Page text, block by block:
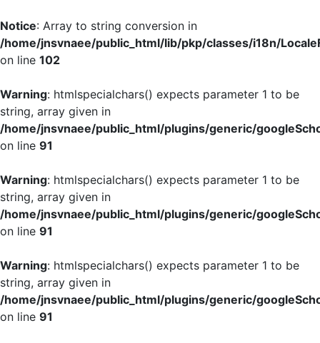
Notice: Array to string conversion in
/home/jnsvnaee/public_html/lib/pkp/classes/i18n/
on line 102
Warning: htmlspecialchars() expects parameter 1 to be
string, array given in
/home/jnsvnaee/public_html/plugins/generic/
on line 91
Warning: htmlspecialchars() expects parameter 1 to be
string, array given in
/home/jnsvnaee/public_html/plugins/generic/
on line 91
Warning: htmlspecialchars() expects parameter 1 to be
string, array given in
/home/jnsvnaee/public_html/plugins/generic/
on line 91